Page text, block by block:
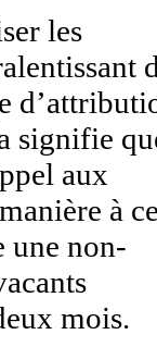
les
signifie
aux
à
une non-
mois.